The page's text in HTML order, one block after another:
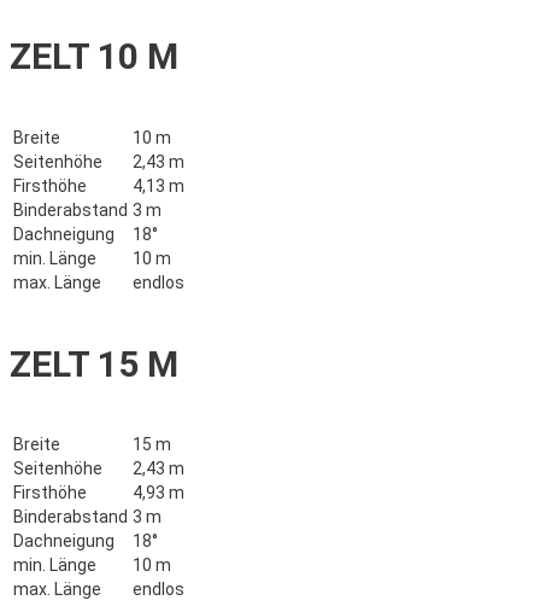
ZELT 10 M
Breite
10 m
Seitenhöhe
2,43 m
Firsthöhe
4,13 m
Binderabstand 3 m
Dachneigung
18°
min. Länge
10 m
max. Länge
endlos
ZELT 15 M
Breite
15 m
Seitenhöhe
2,43 m
Firsthöhe
4,93 m
Binderabstand 3 m
Dachneigung
18°
min. Länge
10 m
max. Länge
endlos